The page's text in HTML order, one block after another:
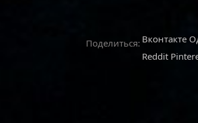
Поделиться: Вконтакте
Reddit